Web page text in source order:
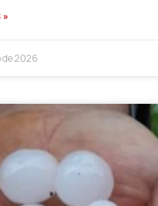
»
de 2026